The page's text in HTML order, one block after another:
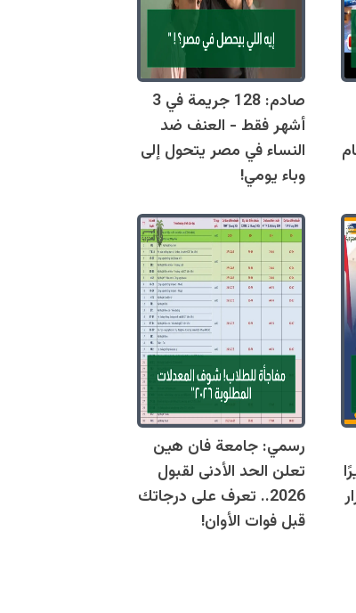
صادم: 128 جريمة في 3
أشهر فقط - العنف ضد
النساء في مصر يتحول إلى
وباء يومي!
رسمي: جامعة فان هين
تعلن الحد الأدنى لقبول
2026.. تعرف على درجاتك
قبل فوات الأوان!